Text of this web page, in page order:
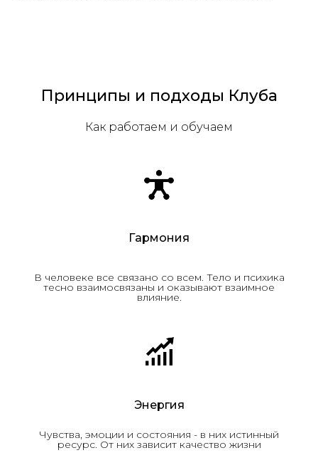
Принципы и подходы Клуба
Как работаем и обучаем
Гармония
В человеке все связано со всем. Тело и психика
тесно взаимосвязаны и оказывают взаимное
влияние.
Энергия
Чувства, эмоции и состояния - в них истинный
ресурс. От них зависит качество жизни